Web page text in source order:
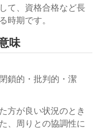
て、資格合格など長
時期です。
味
鎖的・批判的・潔
方が良い状況のとき
、周りとの協調性に